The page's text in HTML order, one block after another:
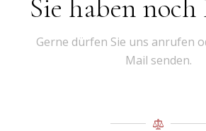
Sie haben noch
Gerne dürfen Sie uns anrufen
Mail senden.